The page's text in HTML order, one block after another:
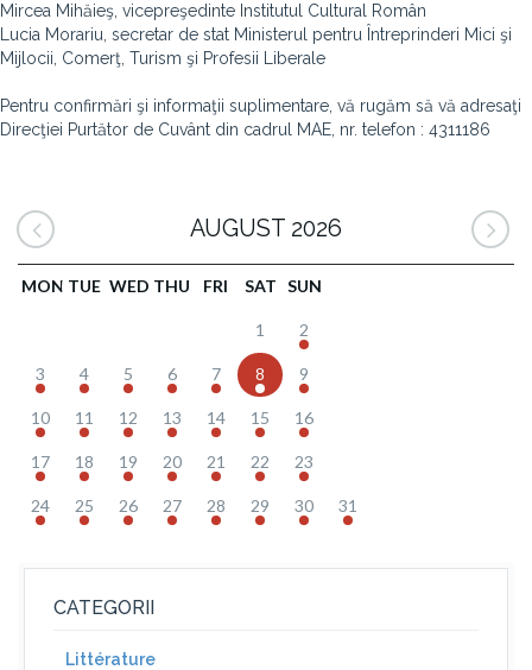
Mircea Mihăieş, vicepreşedinte Institutul Cultural Român
Lucia Morariu, secretar de stat Ministerul pentru Întreprinderi Mici şi
Mijlocii, Comerţ, Turism şi Profesii Liberale
Pentru confirmări şi informaţii suplimentare, vă rugăm să vă adresaţi
Direcţiei Purtător de Cuvânt din cadrul MAE, nr. telefon : 4311186
AUGUST 2026
MON TUE WED THU FRI SAT SUN
1 2
3 4 5 6 7 8 9
10 11 12 13 14 15 16
17 18 19 20 21 22 23
24 25 26 27 28 29 30 31
CATEGORII
Littérature